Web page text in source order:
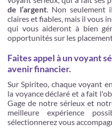
de l’argent. Non seulement
claires et fiables, mais il vous
qui vous aideront à bien
opportunités sur les
Faites appel à un voyant
avenir financier.
Sur Spiriteo, chaque voyant
la voyance déclaré et a fait
Gage de notre sérieux et
meilleure expérience
sélectionnerez vous